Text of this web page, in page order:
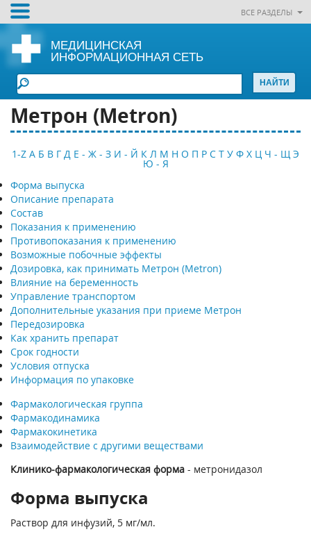
ВСЕ РАЗДЕЛЫ
МЕДИЦИНСКАЯ
ИНФОРМАЦИОННАЯ СЕТЬ
Метрон (Metron)
1-Z А Б В Г Д Е - Ж - З И - Й К Л М Н О П Р С Т У Ф Х Ц Ч - Щ Э
Ю - Я
Форма выпуска
Описание препарата
Состав
Показания к применению
Противопоказания к применению
Возможные побочные эффекты
Дозировка, как принимать Метрон (Metron)
Влияние на беременность
Управление транспортом
Дополнительные указания при приеме Метрон
Передозировка
Как хранить препарат
Срок годности
Условия отпуска
Информация по упаковке
Фармакологическая группа
Фармакодинамика
Фармакокинетика
Взаимодействие с другими веществами
Клинико-фармакологическая форма - метронидазол
Форма выпуска
Раствор для инфузий, 5 мг/мл.